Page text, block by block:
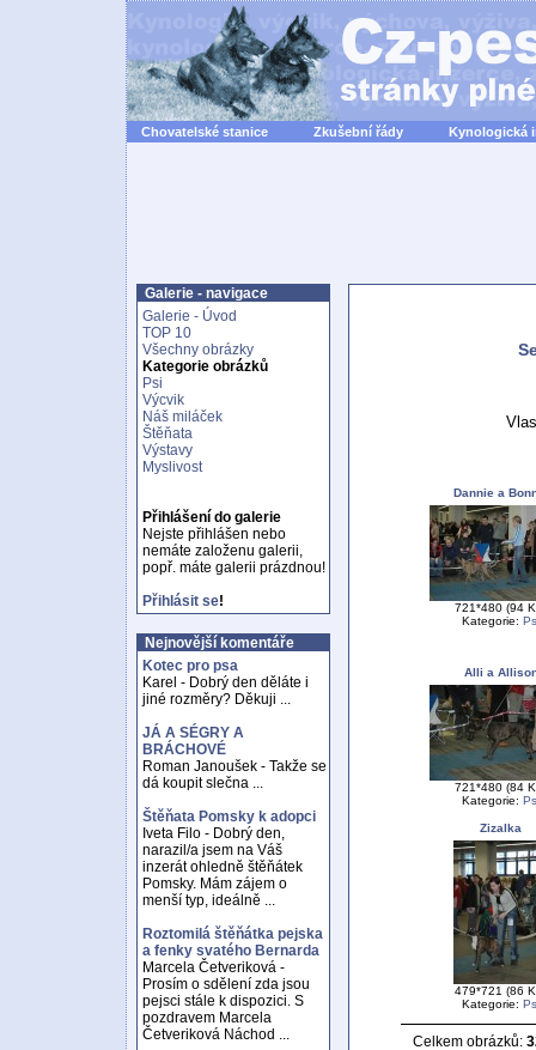
Chovatelské stanice Zkušební řády Kynologická
Galerie - navigace
Galerie - Úvod
TOP 10
Všechny obrázky
Kategorie obrázků
Psi
Výcvik
Náš miláček
Štěňata
Výstavy
Myslivost
Přihlášení do galerie
Nejste přihlášen nebo
nemáte založenu galerii,
popř. máte galerii prázdnou!
Přihlásit se!
Nejnovější komentáře
Kotec pro psa
Karel - Dobrý den děláte i
jiné rozměry? Děkuji ...
JÁ A SÉGRY A
BRÁCHOVÉ
Roman Janoušek - Takže se
dá koupit slečna ...
Štěňata Pomsky k adopci
Iveta Filo - Dobrý den,
narazil/a jsem na Váš
inzerát ohledně štěňátek
Pomsky. Mám zájem o
menší typ, ideálně ...
Roztomilá štěňátka pejska
a fenky svatého Bernarda
Marcela Četveriková -
Prosím o sdělení zda jsou
pejsci stále k dispozici. S
pozdravem Marcela
Četveriková Náchod ...
Dannie a
721*480 (94
Kategorie:
Alli a
721*480 (84
Kategorie:
Zizalka
479*721 (86
Kategorie:
Celkem obrázků: